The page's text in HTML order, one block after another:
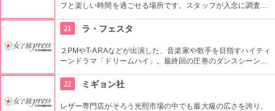
フと楽しい時間を過ごせる場所です。スタッフが入念に調査す
やフラなどの“授業”もあります。“卒業”時の達成感は一緒の思い
出になりそうですね。
21 ラ・フェスタ
２PMやT-ARAなどが出演した、音楽家や歌手を目指すハイティ
ーンドラマ「ドリームハイ」。最終回の圧巻のダンスシーンが
でした。ロケ地堪能だけでなく、お買い物も楽しめます。ソウ
ルから1時間弱。
22 ミギョン社
レザー専門店がそろう光熙市場の中でも最大級の広さを誇り、